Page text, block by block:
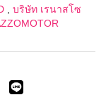
, บริษัท เรนาสโซ